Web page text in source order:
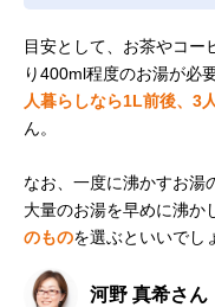
目安として、お茶やコー
り400ml程度のお湯が必
人暮らしなら1L前後、3
ん。
なお、一度に沸かすお湯
大量のお湯を早めに沸か
のものを選ぶといいでし
河野 真希さん